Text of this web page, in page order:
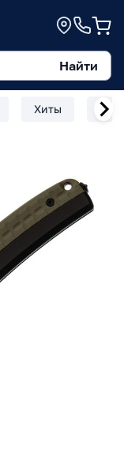
Найти
Хиты